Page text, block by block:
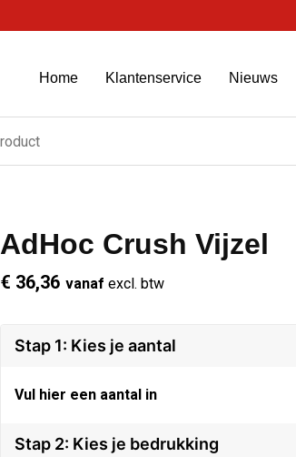
Home Klantenservice Nieuws
AdHoc Crush Vijzel
€ 36,36 vanaf excl. btw
Stap 1: Kies je aantal
Vul hier een aantal in
Stap 2: Kies je bedrukking